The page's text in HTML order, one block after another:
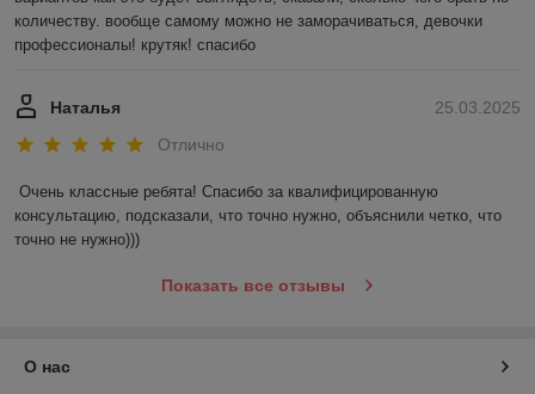
количеству. вообще самому можно не заморачиваться, девочки
профессионалы! крутяк! спасибо
25.03.2025
Наталья
Отлично
Очень классные ребята! Спасибо за квалифицированную
консультацию, подсказали, что точно нужно, объяснили четко, что
точно не нужно)))
Показать все отзывы
О нас